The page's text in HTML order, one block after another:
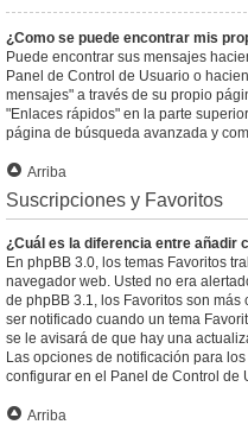
¿Como se puede encontrar mis
Puede encontrar sus mensajes
Panel de Control de Usuario o
mensajes" a través de su propio
"Enlaces rápidos" en la parte
página de búsqueda avanzada y
Arriba
Suscripciones y Favoritos
¿Cuál es la diferencia entre añadir
En phpBB 3.0, los temas Favoritos
navegador web. Usted no era
de phpBB 3.1, los Favoritos son
ser notificado cuando un tema
se le avisará de que hay una
Las opciones de notificación para
configurar en el Panel de Control de
Arriba